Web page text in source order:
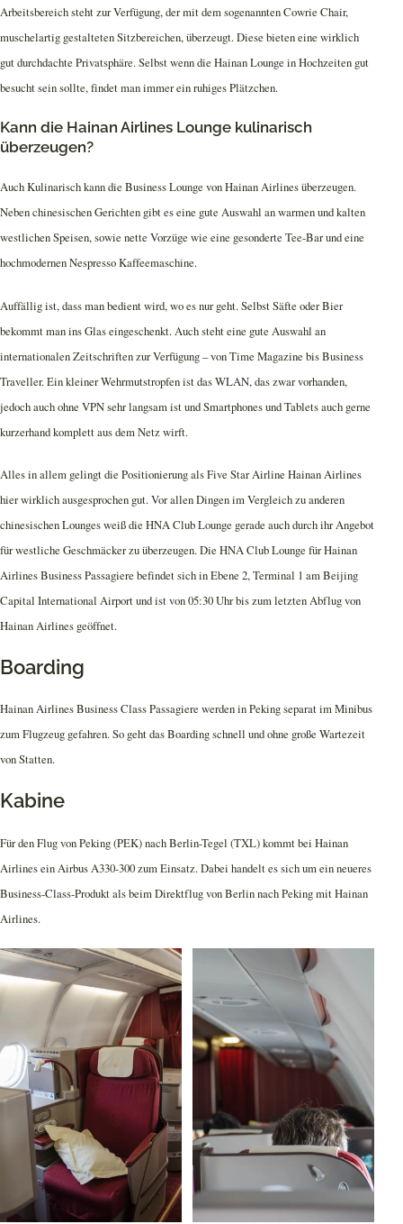
Arbeitsbereich steht zur Verfügung, der mit dem sogenannten Cowrie Chair,
muschelartig gestalteten Sitzbereichen, überzeugt. Diese bieten eine wirklich
gut durchdachte Privatsphäre. Selbst wenn die Hainan Lounge in Hochzeiten gut
besucht sein sollte, findet man immer ein ruhiges Plätzchen.
Kann die Hainan Airlines Lounge kulinarisch
überzeugen?
Auch Kulinarisch kann die Business Lounge von Hainan Airlines überzeugen.
Neben chinesischen Gerichten gibt es eine gute Auswahl an warmen und kalten
westlichen Speisen, sowie nette Vorzüge wie eine gesonderte Tee-Bar und eine
hochmodernen Nespresso Kaffeemaschine.
Auffällig ist, dass man bedient wird, wo es nur geht. Selbst Säfte oder Bier
bekommt man ins Glas eingeschenkt. Auch steht eine gute Auswahl an
internationalen Zeitschriften zur Verfügung – von Time Magazine bis Business
Traveller. Ein kleiner Wehrmutstropfen ist das WLAN, das zwar vorhanden,
jedoch auch ohne VPN sehr langsam ist und Smartphones und Tablets auch gerne
kurzerhand komplett aus dem Netz wirft.
Alles in allem gelingt die Positionierung als Five Star Airline Hainan Airlines
hier wirklich ausgesprochen gut. Vor allen Dingen im Vergleich zu anderen
chinesischen Lounges weiß die HNA Club Lounge gerade auch durch ihr Angebot
für westliche Geschmäcker zu überzeugen. Die HNA Club Lounge für Hainan
Airlines Business Passagiere befindet sich in Ebene 2, Terminal 1 am Beijing
Capital International Airport und ist von 05:30 Uhr bis zum letzten Abflug von
Hainan Airlines geöffnet.
Boarding
Hainan Airlines Business Class Passagiere werden in Peking separat im Minibus
zum Flugzeug gefahren. So geht das Boarding schnell und ohne große Wartezeit
von Statten.
Kabine
Für den Flug von Peking (PEK) nach Berlin-Tegel (TXL) kommt bei Hainan
Airlines ein Airbus A330-300 zum Einsatz. Dabei handelt es sich um ein neueres
Business-Class-Produkt als beim Direktflug von Berlin nach Peking mit Hainan
Airlines.